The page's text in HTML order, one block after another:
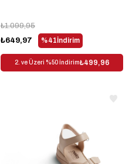
%41İndirim
₺649,97
₺1.099,95
2. ve Üzeri %50 İndirim₺499,96